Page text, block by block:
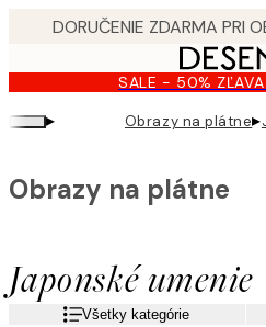
content.
SALE - 50% ZĽAVA
▸ Obrazy na plátne▸
Japonské umenie
Obrazy na plátne
Všetky kategórie